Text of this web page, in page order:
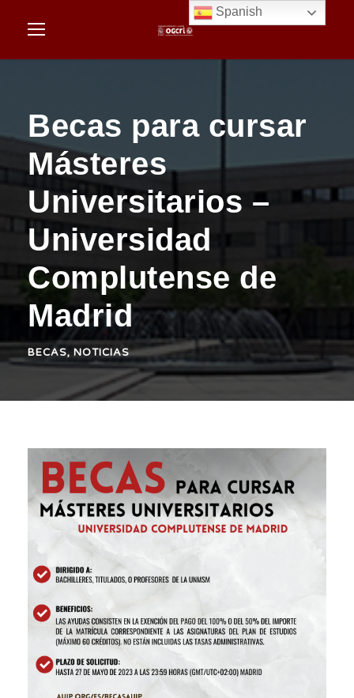
Becas para cursar
Másteres
Universitarios –
Universidad
Complutense de
Madrid
BECAS, NOTICIAS
Spanish